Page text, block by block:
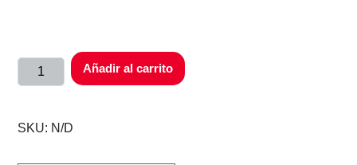
Añadir al carrito
SKU: N/D